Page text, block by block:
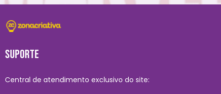
SUPORTE
Central de atendimento exclusivo do site: